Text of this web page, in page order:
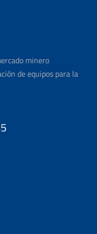
minero
de equipos para la